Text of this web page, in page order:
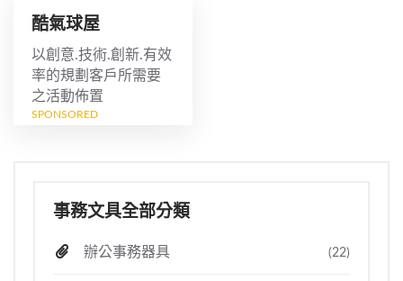
事務文具全部分類
辦公事務器具 (22)
酷氣球屋
以創意.技術.創新.有效
率的規劃客戶所需要
之活動佈置
SPONSORED